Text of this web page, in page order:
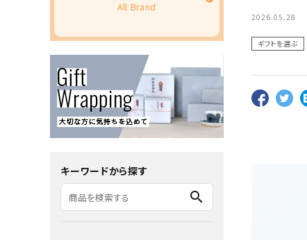
プレート ボウル
ポット／シュガー／
クリーマー
ケーキスタンド
2026.05.28
ギフトを選ぶ
All Brand
キーワードから探す
search